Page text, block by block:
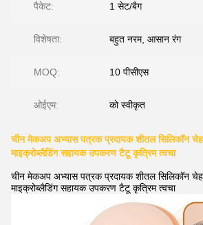
पैकेट: 1 सेट/बैग
विशेषता: बहुत नरम, आसान रंग
MOQ: 10 पीसीएस
ओईएम: को स्वीकृत
चीन मेकअप अभ्यास पत्रक प्रदायक शीतल सिलिकॉन
माइक्रोब्लैडिंग सहायक उपकरण टैटू कृत्रिम त्वचा
चीन मेकअप अभ्यास पत्रक प्रदायक शीतल सिलिकॉन
माइक्रोब्लैडिंग सहायक उपकरण टैटू कृत्रिम त्वचा